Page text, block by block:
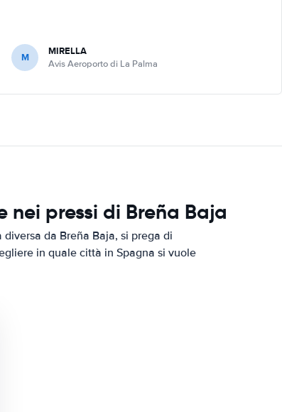
M MIRELLA
Avis Aeroporto di La Palma
pressi di Breña Baja
da Breña Baja, si prega di
in quale città in Spagna si vuole